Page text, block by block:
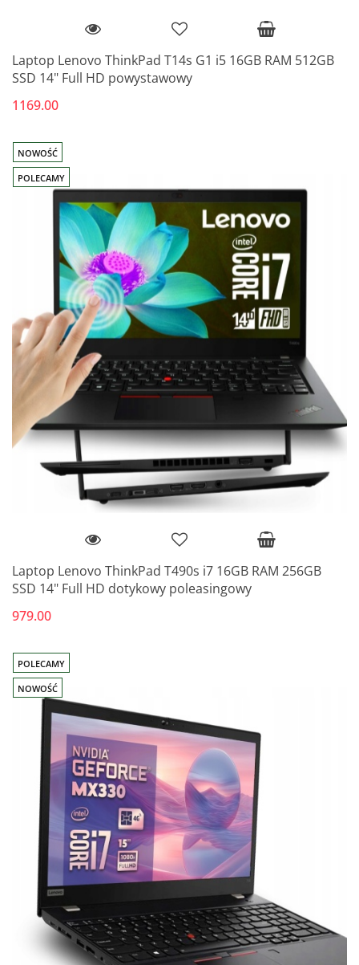
Laptop Lenovo ThinkPad T14s G1 i5 16GB RAM 512GB
SSD 14" Full HD powystawowy
1169.00
NOWOŚĆ
POLECAMY
Laptop Lenovo ThinkPad T490s i7 16GB RAM 256GB
SSD 14" Full HD dotykowy poleasingowy
979.00
POLECAMY
NOWOŚĆ